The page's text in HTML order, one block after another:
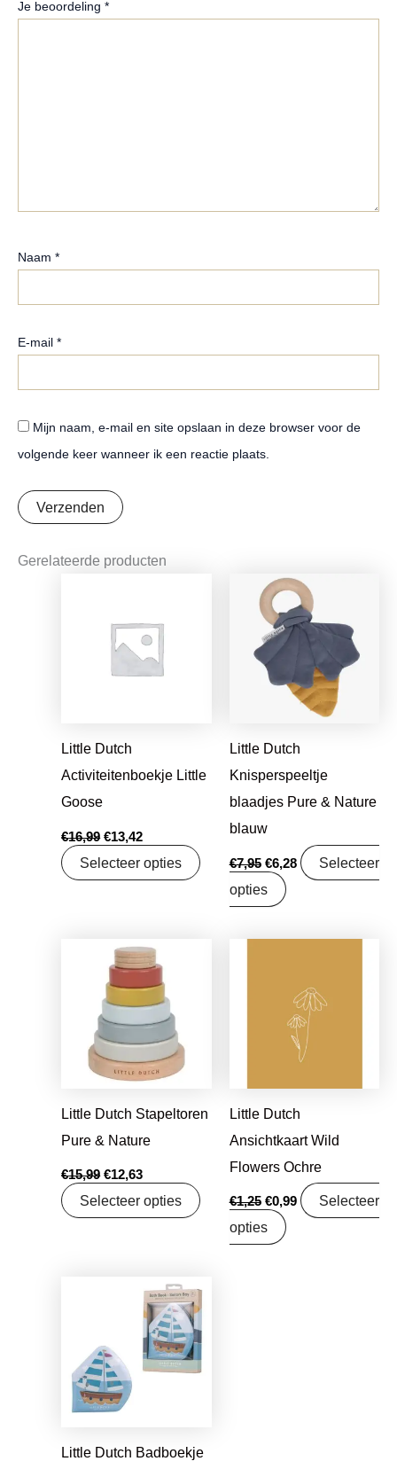
Je beoordeling *
Naam *
E-mail *
Mijn naam, e-mail en site opslaan in deze browser voor de
volgende keer wanneer ik een reactie plaats.
Gerelateerde producten
Little Dutch
Activiteitenboekje Little
Goose
€16,99
€16,99.
€13,42
€13,42.
Selecteer opties
Little Dutch
Knisperspeeltje
blaadjes Pure & Nature
blauw
€7,95
Oorspronkelijke
prijs
was:
€7,95.
€6,28
Huidige
prijs
is:
€6,28.
Selecteer
opties
Little Dutch Stapeltoren
Pure & Nature
€15,99
Oorspronkelijke
prijs
was:
€15,99.
€12,63
Huidige
prijs
€12,63.
Selecteer opties
Little Dutch
Ansichtkaart Wild
Flowers Ochre
€1,25
€1,25.
€0,99
€0,99.
Selecteer
opties
Little Dutch Badboekje
Oorspronkelijke
Huidige
prijs
is:
€7,10.